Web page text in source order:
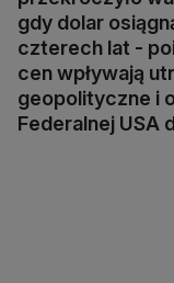
gdy dolar
czterech lat -
cen wpływają
geopolityczne i
Federalnej USA